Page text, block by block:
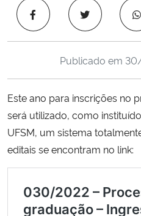
Ministério da Educação
Ministério de Minas e Energia
Ministério da Ciência, Tecnologia,
Ministério do Meio Ambiente
Ministério do Turismo
Publicado em
Este ano para inscrições no
será utilizado, como
UFSM, um sistema
editais se encontram no link: